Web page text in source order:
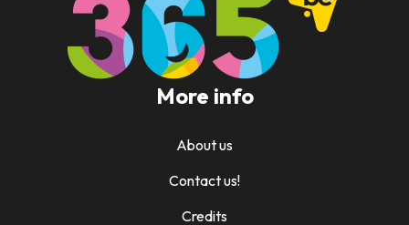
More info
About us
Contact us!
Credits